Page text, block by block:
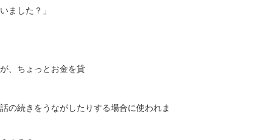
した？」
ちょっとお金を貸
の続きをうながしたりする場合に使われま